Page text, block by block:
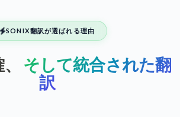
SONIX翻訳が選ばれる理由
そして統合された翻
訳